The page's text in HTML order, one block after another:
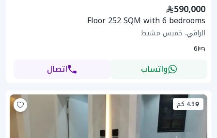
590,000
Floor 252 SQM with 6 bedrooms
الراقي، خميس مشيط
6
واتساب اتصال
4.9 كم